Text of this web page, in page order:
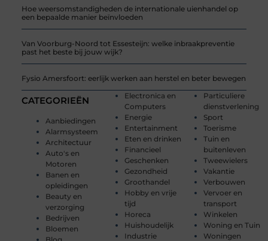
Hoe weersomstandigheden de internationale uienhandel op
een bepaalde manier beïnvloeden
Van Voorburg-Noord tot Essesteijn: welke inbraakpreventie
past het beste bij jouw wijk?
Fysio Amersfoort: eerlijk werken aan herstel en beter bewegen
CATEGORIEËN
Aanbiedingen
Alarmsysteem
Architectuur
Auto's en
Motoren
Banen en
opleidingen
Beauty en
verzorging
Bedrijven
Bloemen
Electronica en
Computers
Energie
Entertainment
Eten en drinken
Financieel
Geschenken
Gezondheid
Groothandel
Hobby en vrije
tijd
Horeca
Huishoudelijk
Industrie
Particuliere
dienstverlening
Sport
Toerisme
Tuin en
buitenleven
Tweewielers
Vakantie
Verbouwen
Vervoer en
transport
Winkelen
Woning en Tuin
Woningen